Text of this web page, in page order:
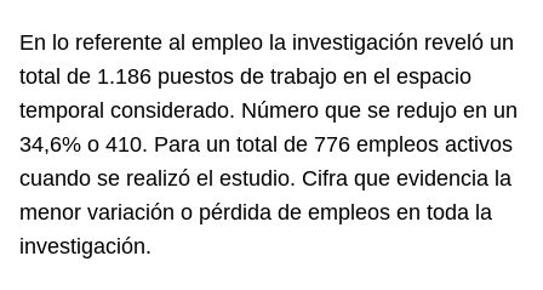
En lo referente al empleo la investigación reveló un
total de 1.186 puestos de trabajo en el espacio
temporal considerado. Número que se redujo en un
34,6% o 410. Para un total de 776 empleos activos
cuando se realizó el estudio. Cifra que evidencia la
menor variación o pérdida de empleos en toda la
investigación.